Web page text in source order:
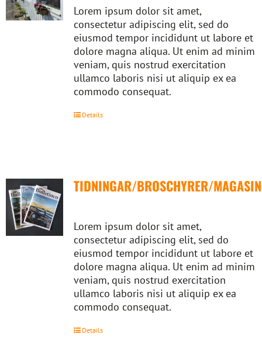
Lorem ipsum dolor sit amet,
consectetur adipiscing elit, sed do
eiusmod tempor incididunt ut labore et
dolore magna aliqua. Ut enim ad minim
veniam, quis nostrud exercitation
ullamco laboris nisi ut aliquip ex ea
commodo consequat.
Details
TIDNINGAR/BROSCHYRER/MAGASIN
Lorem ipsum dolor sit amet,
consectetur adipiscing elit, sed do
eiusmod tempor incididunt ut labore et
dolore magna aliqua. Ut enim ad minim
veniam, quis nostrud exercitation
ullamco laboris nisi ut aliquip ex ea
commodo consequat.
Details